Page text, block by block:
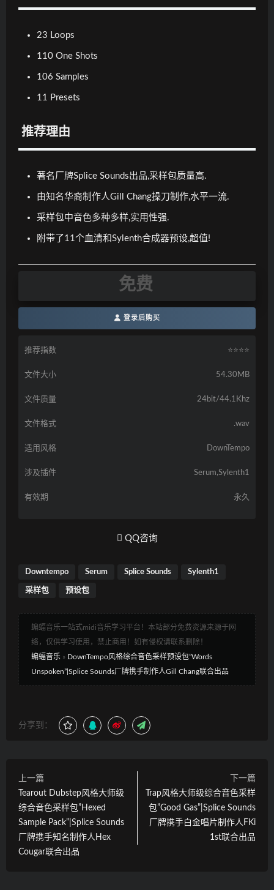
23 Loops
110 One Shots
106 Samples
11 Presets
推荐理由
著名厂牌Splice Sounds出品,采样包质量高.
由知名华裔制作人Gill Chang操刀制作,水平一流.
采样包中音色多种多样,实用性强.
附带了11个血清和Sylenth合成器预设,超值!
免费
登录后购买
推荐指数 ⭐️⭐️⭐️⭐️
文件大小 54.30MB
文件质量 24bit/44.1Khz
文件格式 .wav
适用风格 DownTempo
涉及插件 Serum,Sylenth1
有效期 永久
QQ咨询
Downtempo Serum Splice Sounds Sylenth1
采样包 预设包
蝙蝠音乐一站式midi音乐学习平台！本站部分免费资源来源于网
络，仅供学习使用，禁止商用！如有侵权请联系删除！
蝙蝠音乐 » DownTempo风格综合音色采样预设包”Words
Unspoken”|Splice Sounds厂牌携手制作人Gill Chang联合出品
分享到：
上一篇
Tearout Dubstep风格大师级
综合音色采样包”Hexed
Sample Pack”|Splice Sounds
厂牌携手知名制作人Hex
Cougar联合出品
下一篇
Trap风格大师级综合音色采样
包”Good Gas”|Splice Sounds
厂牌携手白金唱片制作人FKi
1st联合出品